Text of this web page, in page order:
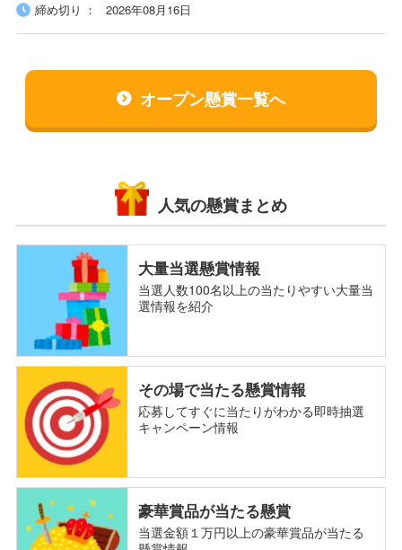
締め切り
2026年08月16日
オープン懸賞一覧へ
人気の懸賞まとめ
大量当選懸賞情報
当選人数100名以上の当たりやすい大量当
選情報を紹介
その場で当たる懸賞情報
応募してすぐに当たりがわかる即時抽選
キャンペーン情報
豪華賞品が当たる懸賞
当選金額１万円以上の豪華賞品が当たる